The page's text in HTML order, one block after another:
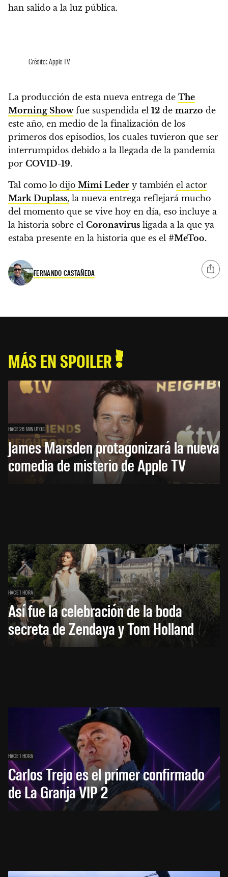
han salido a la luz pública.
Crédito: Apple TV
La producción de esta nueva entrega de The
Morning Showfue suspendida el 12 de marzo de
este año, en medio de la finalización de los
primeros dos episodios, los cuales tuvieron que ser
interrumpidos debido a la llegada de la pandemia
por COVID-19.
Tal como lo dijo Mimi Leder y también el actor
Mark Duplass, la nueva entrega reflejará mucho
del momento que se vive hoy en día, eso incluye a
la historia sobre el Coronavirus ligada a la que ya
estaba presente en la historia que es el #MeToo.
FERNANDO CASTAÑEDA
MÁS EN SPOILER
HACE 26 MINUTOS
James Marsden protagonizará la nueva
comedia de misterio de Apple TV
HACE 1 HORA
Así fue la celebración de la boda
secreta de Zendaya y Tom Holland
HACE 1 HORA
Carlos Trejo es el primer confirmado
de La Granja VIP 2